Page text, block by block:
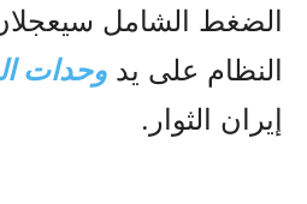
الضغط الشامل سيعجلان
النظام على يد وحدات
إيران الثوار.